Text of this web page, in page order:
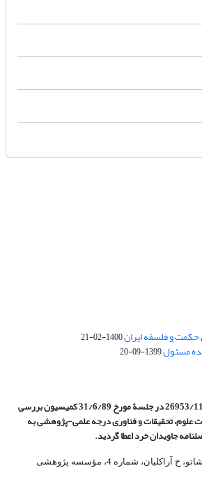
حکمت و فلسفه ایران1400-02-21
1399-09-20
بررسی
علوم، تحقیقات و فناوری درجه علمی‌-پژوهشیبه
جاویدان خرد اعطا گردید.
آدرس : تهــران، خ نوفل لوشاتو، خ آراکلیان، شماره 4،‌ مؤسسه پژوهشی